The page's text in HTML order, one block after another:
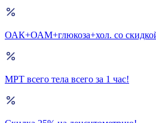
ОАК+ОАМ+глюкоза+хол. со
МРТ всего тела всего за 1 час!